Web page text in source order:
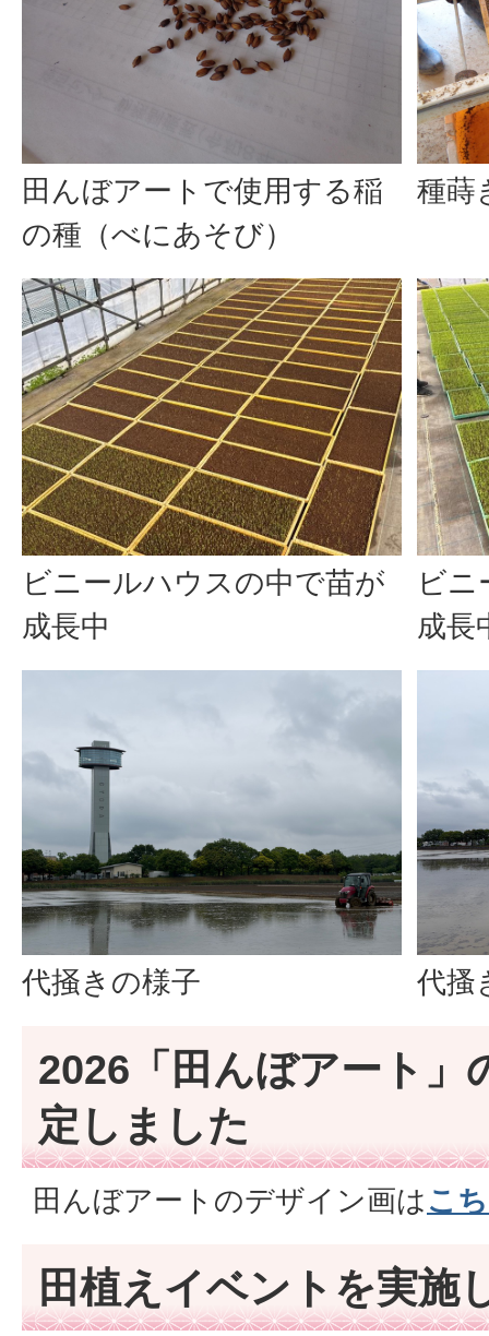
田んぼアートで使用する稲
の種（べにあそび）
種蒔
ビニールハウスの中で苗が
成長中
ビ
成長
代掻きの様子 代搔
2026「田んぼアート」
定しました
田んぼアートのデザイン画はこ
田植えイベントを実施